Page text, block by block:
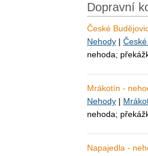
Dopravní
České
Nehody |
nehoda;
Mrákotín -
Nehody |
nehoda;
Napajedla -